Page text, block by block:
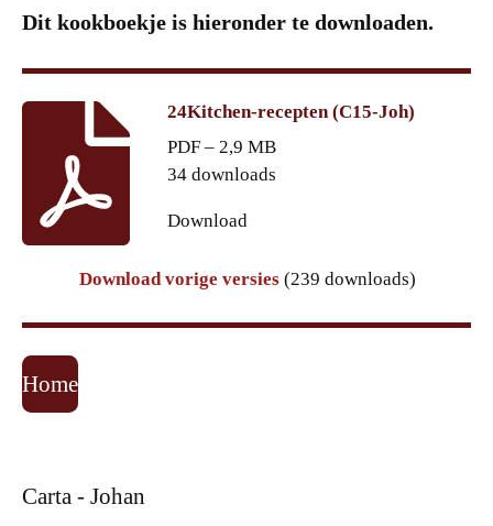
Dit kookboekje is hieronder te downloaden.
24Kitchen-recepten (C15-Joh)
PDF – 2,9 MB
34 downloads
Download
Download vorige versies (239 downloads)
Home
Carta - Johan